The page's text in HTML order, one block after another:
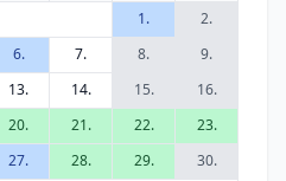
1.
2.
6. 7. 8.
9.
13. 14. 15.
16.
20. 21. 22.
23.
27. 28. 29.
30.